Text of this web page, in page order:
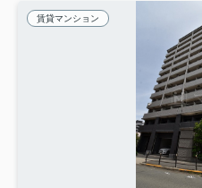
賃貸マンション